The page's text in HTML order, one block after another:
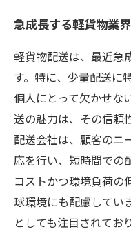
急成長する軽貨物業
軽貨物配送は、最近急
す。特に、少量配送に
個人にとって欠かせな
送の魅力は、その信頼
配送会社は、顧客のニ
応を行い、短時間での
コストかつ環境負荷の
球環境にも配慮してい
としても注目されてお